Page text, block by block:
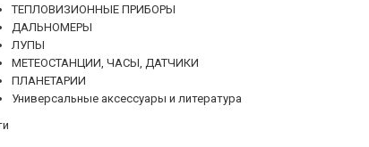
ТЕПЛОВИЗИОННЫЕ ПРИБОРЫ
ДАЛЬНОМЕРЫ
ЛУПЫ
МЕТЕОСТАНЦИИ, ЧАСЫ, ДАТЧИКИ
ПЛАНЕТАРИИ
Универсальные аксессуары и литература